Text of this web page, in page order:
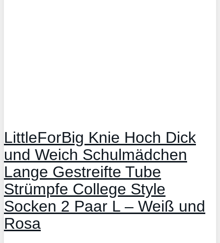
LittleForBig Knie Hoch Dick
und Weich Schulmädchen
Lange Gestreifte Tube
Strümpfe College Style
Socken 2 Paar L – Weiß und
Rosa